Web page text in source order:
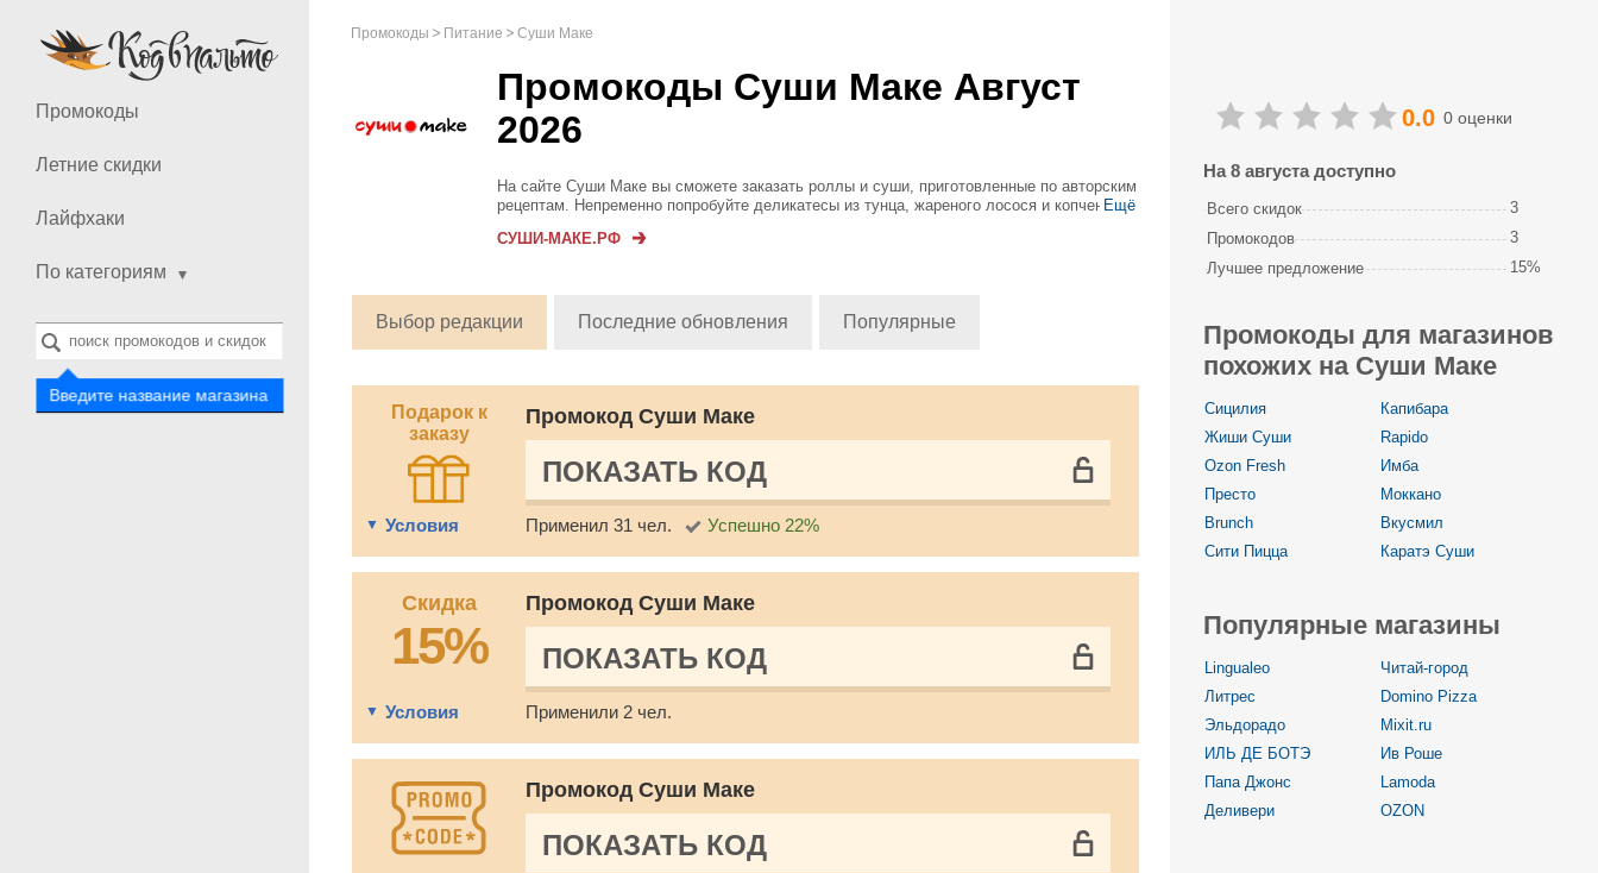
Промокоды
Летние скидки
Лайфхаки
По категориям
Введите название магазина
Промокоды Питание Суши Маке
Промокоды Суши Маке Август
2026
На сайте Суши Маке вы сможете заказать роллы и суши, приготовленные по авторским
рецептам. Непременно попробуйте деликатесы из тунца, жареного лосося и копченого
супы и ...
Ещё
СУШИ-МАКЕ.РФ
Выбор редакции Последние обновления Популярные
Подарок к
заказу
Промокод Суши Маке
ПОКАЗАТЬ КОД
Условия Применил 31 чел. Успешно 22%
Скидка
15%
Промокод Суши Маке
ПОКАЗАТЬ КОД
Условия Применили 2 чел.
Промокод Суши Маке
ПОКАЗАТЬ КОД
0.0 0 оценки
На 8 августа доступно
Всего скидок
3
Промокодов
3
Лучшее предложение
15%
Промокоды для магазинов
похожих на Суши Маке
Сицилия
Капибара
Жиши Суши
Rapido
Ozon Fresh
Имба
Престо
Моккано
Brunch
Вкусмил
Сити Пицца
Каратэ Суши
Популярные магазины
Lingualeo
Читай-город
Литрес
Domino Pizza
Эльдорадо
Mixit.ru
ИЛЬ ДЕ БОТЭ
Ив Роше
Папа Джонс
Lamoda
Деливери
OZON